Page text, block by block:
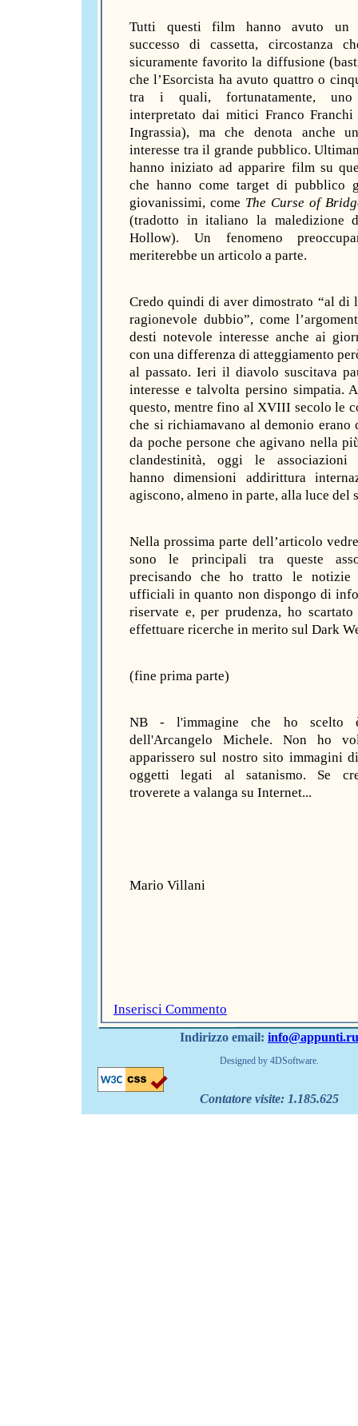
Tutti questi film hanno avuto un
successo di cassetta, circostanza
sicuramente favorito la diffusione
che l’Esorcista ha avuto quattro o
tra i quali, fortunatamente, uno
interpretato dai mitici Franco
Ingrassia), ma che denota anche
interesse tra il grande pubblico.
hanno iniziato ad apparire film su
che hanno come target di pubblico
giovanissimi, come The Curse of
(tradotto in italiano la maledizione
Hollow). Un fenomeno
meriterebbe un articolo a parte.
Credo quindi di aver dimostrato “al di
ragionevole dubbio”, come
desti notevole interesse anche ai
con una differenza di atteggiamento
al passato. Ieri il diavolo suscitava
interesse e talvolta persino simpatia.
questo, mentre fino al XVIII secolo le
che si richiamavano al demonio erano
da poche persone che agivano nella
clandestinità, oggi le associazioni
hanno dimensioni addirittura
agiscono, almeno in parte, alla luce del
Nella prossima parte dell’articolo
sono le principali tra queste
precisando che ho tratto le
ufficiali in quanto non dispongo di
riservate e, per prudenza, ho
effettuare ricerche in merito sul Dark
(fine prima parte)
NB - l'immagine che ho scelto
dell'Arcangelo Michele. Non ho
apparissero sul nostro sito immagini
oggetti legati al satanismo. Se
troverete a valanga su Internet...
Mario Villani
Inserisci Commento
Indirizzo email: info@appunti.ru
Designed by 4DSoftware.
Contatore visite: 1.185.625